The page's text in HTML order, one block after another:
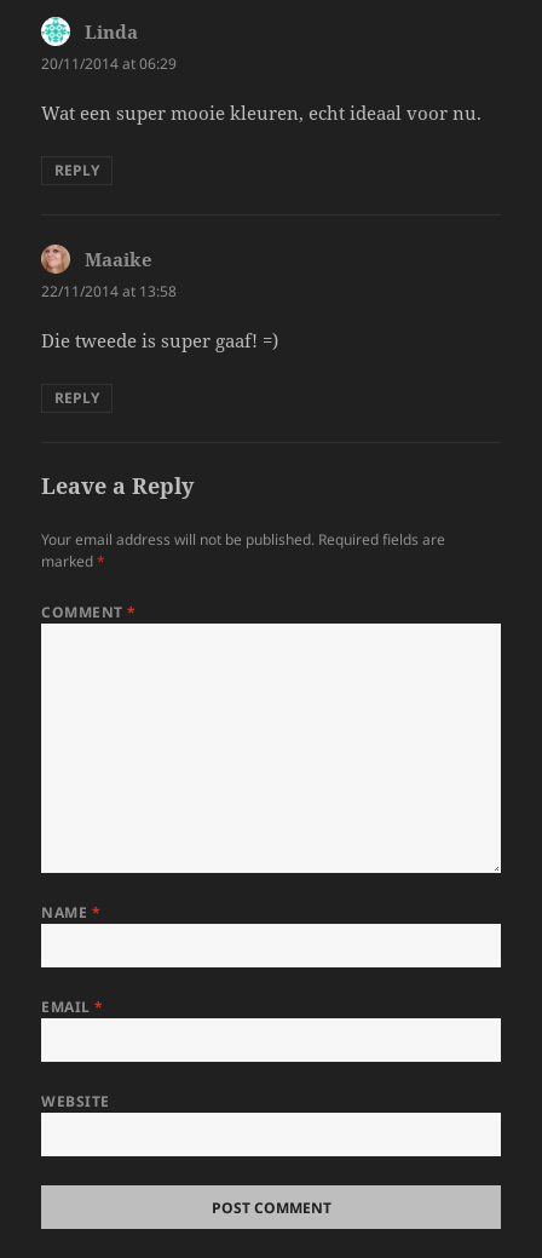
Linda
20/11/2014 at 06:29
Wat een super mooie kleuren, echt ideaal voor nu.
REPLY
Maaike
22/11/2014 at 13:58
Die tweede is super gaaf! =)
REPLY
Leave a Reply
Your email address will not be published. Required fields are
marked*
COMMENT*
NAME *
EMAIL*
WEBSITE